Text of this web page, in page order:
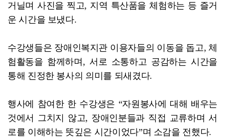
거닐며 사진을 찍고, 지역 특산품을 체험하는 등 즐거
운 시간을 보냈다.
수강생들은 장애인복지관 이용자들의 이동을 돕고, 체
험활동을 함께하며, 서로 소통하고 공감하는 시간을
통해 진정한 봉사의 의미를 되새겼다.
행사에 참여한 한 수강생은 “자원봉사에 대해 배우는
것에서 그치지 않고, 장애인분들과 직접 교류하며 서
로를 이해하는 뜻깊은 시간이었다”며 소감을 전했다.